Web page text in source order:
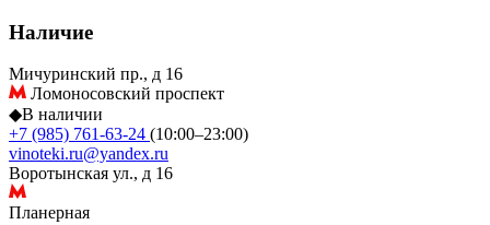
Наличие
Мичуринский пр., д 16
Ломоносовский проспект
◆В наличии
+7 (985) 761-63-24 (10:00–23:00)
vinoteki.ru@yandex.ru
Воротынская ул., д 16
Планерная